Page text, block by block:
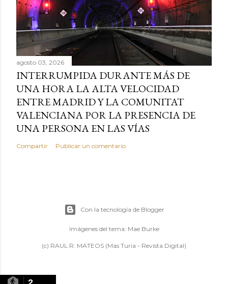
agosto 03, 2026
INTERRUMPIDA DURANTE MÁS DE
UNA HORA LA ALTA VELOCIDAD
ENTRE MADRID Y LA COMUNITAT
VALENCIANA POR LA PRESENCIA DE
UNA PERSONA EN LAS VÍAS
Compartir Publicar un comentario
Con la tecnología de Blogger
Imágenes del tema: Mae Burke
(c) RAUL R. MATEOS (Mas Turia - Revista Digital)